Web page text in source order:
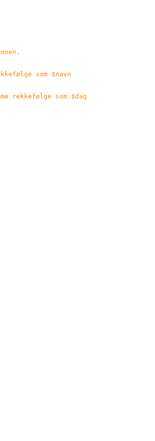
som $navn
rekkefølge som $dag